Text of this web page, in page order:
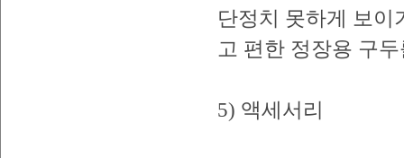
단정치 못하게 보이
고 편한 정장용 구
5) 액세서리